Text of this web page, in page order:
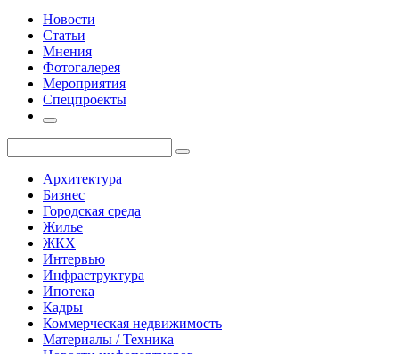
Новости
Статьи
Мнения
Фотогалерея
Мероприятия
Спецпроекты
Архитектура
Бизнес
Городская среда
Жилье
ЖКХ
Интервью
Инфраструктура
Ипотека
Кадры
Коммерческая недвижимость
Материалы / Техника